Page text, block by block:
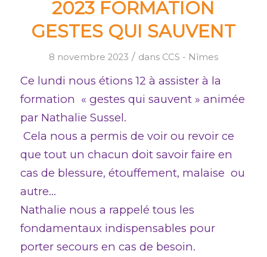
2023 FORMATION
GESTES QUI SAUVENT
8 novembre 2023 / dans CCS - Nîmes
Ce lundi nous étions 12 à assister à la
formation « gestes qui sauvent » animée
par Nathalie Sussel.
Cela nous a permis de voir ou revoir ce
que tout un chacun doit savoir faire en
cas de blessure, étouffement, malaise ou
autre…
Nathalie nous a rappelé tous les
fondamentaux indispensables pour
porter secours en cas de besoin.